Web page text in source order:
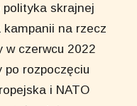
skrajnej
kampanii na rzecz
w czerwcu 2022
po rozpoczęciu
i NATO